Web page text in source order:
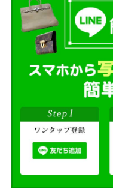
店頭買取
出張買取